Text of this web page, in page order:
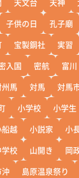
天文台 天神
子供の日 孔子廟
宝製鋼社 実習
入国 密航 富川
馬 対馬 対馬
小学校 小学生
越 小説家 小
校 山開き 岡
沖 島原温泉祭り